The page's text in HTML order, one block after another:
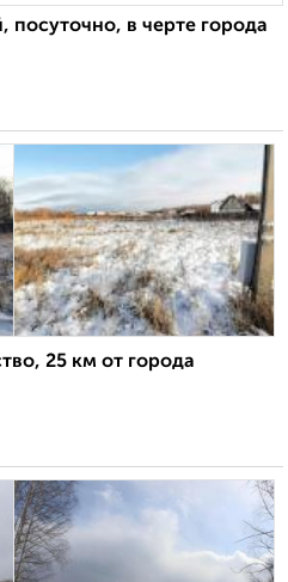
в черте города
25 км от города